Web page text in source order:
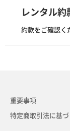
レンタル約
約款をご確認く
重要事項
特定商取引法に基づ